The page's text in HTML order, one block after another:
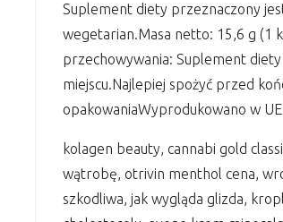
Suplement diety przeznaczony
wegetarian.Masa netto: 15,6 g (1
przechowywania: Suplement
miejscu.Najlepiej spożyć przed
opakowaniaWyprodukowano w
kolagen beauty, cannabi gold
wątrobę, otrivin menthol cena,
szkodliwa, jak wygląda glizda,